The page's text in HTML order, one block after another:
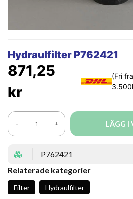
Hydraulfilter P762421
871,25
kr
- + LÄGG I
P762421
Relaterade kategorier
Filter Hydraulfilter